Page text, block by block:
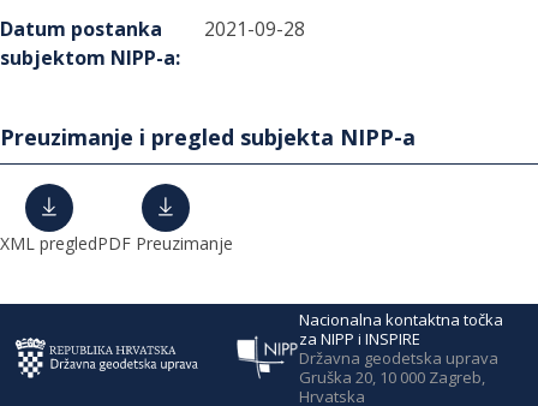
Datum postanka
subjektom NIPP-a:
2021-09-28
Preuzimanje i pregled subjekta NIPP-a
XML pregledPDF Preuzimanje
Nacionalna kontaktna točka
za NIPP i INSPIRE
Državna geodetska uprava
Gruška 20, 10 000 Zagreb,
Hrvatska